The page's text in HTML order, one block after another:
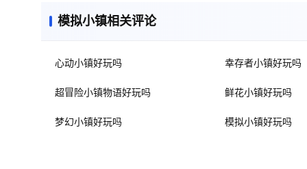
模拟小镇相关评论
心动小镇好玩吗 幸存者小镇好玩吗
超冒险小镇物语好玩吗 鲜花小镇好玩吗
梦幻小镇好玩吗 模拟小镇好玩吗